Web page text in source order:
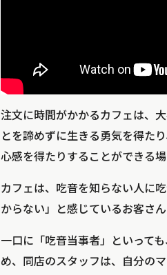
注文に時間がかかるカフェは、
とを諦めずに生きる勇気を得た
心感を得たりすることができる場
カフェは、吃音を知らない人に
からない」と感じているお客さ
一口に「吃音当事者」といって
め、同店のスタッフは、自分の